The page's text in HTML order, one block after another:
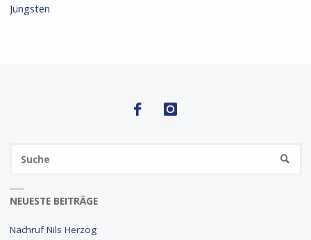
Jüngsten
SUCHE
NEUESTE BEITRÄGE
Nachruf Nils Herzog